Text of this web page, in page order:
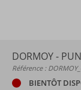
DORMOY -
Référence :
BIENTÔT